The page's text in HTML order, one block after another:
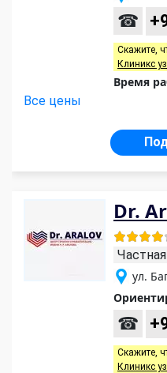
☎
Скажите,
Клиникс уз
Время
Все цены
Dr.
ул.
☎
Скажите,
Клиникс уз